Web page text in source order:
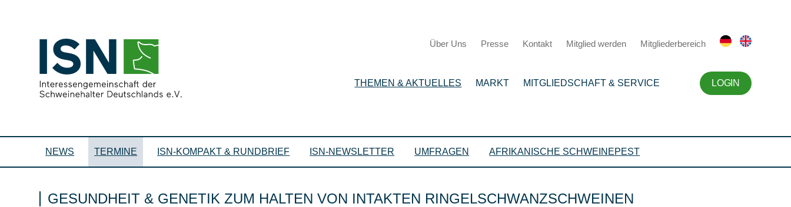
Über Uns Presse Kontakt Mitglied werden Mitgliederbereich
THEMEN & AKTUELLES MARKT MITGLIEDSCHAFT & SERVICE LOGIN
NEWS TERMINE ISN-KOMPAKT & RUNDBRIEF ISN-NEWSLETTER UMFRAGEN AFRIKANISCHE SCHWEINEPEST
GESUNDHEIT & GENETIK ZUM HALTEN VON INTAKTEN RINGELSCHWANZSCHWEINEN